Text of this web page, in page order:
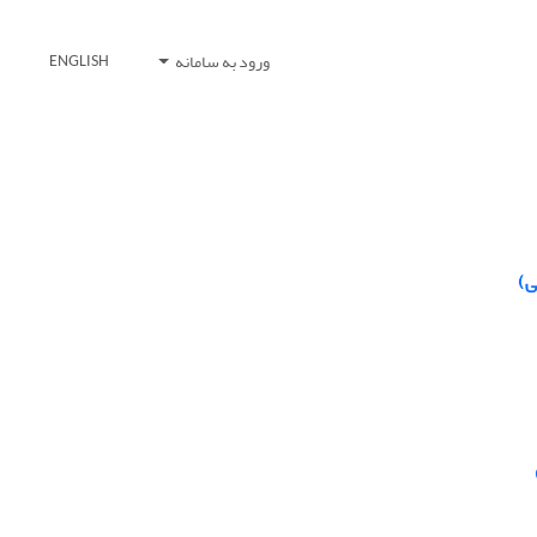
ورود به سامانه ENGLISH